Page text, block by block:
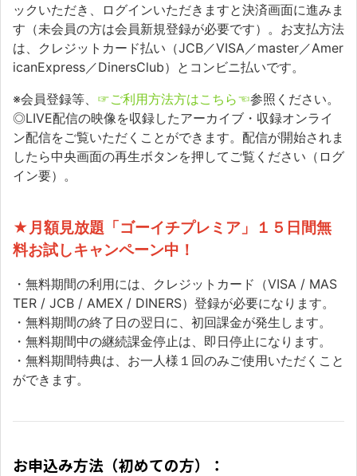
ックいただき、ログインいただきますと決済画面に進みま
す（未会員の方は会員新規登録が必要です）。お支払方法
は、クレジットカード払い（JCB／VISA／master／Amer
icanExpress／DinersClub）とコンビニ払いです。
※会員登録等、 ☞ご利用方法方はこちら☜参照ください。
◎LIVE配信の映像を収録したアーカイブ・収録オンライ
ン配信をご覧いただくことができます。配信が開始されま
したら中央画面の再生ボタンを押してご覧ください（ログ
イン要）。
★月額見放題「ゴーイチプレミア」１５日間無
料お試しキャンペーン中！
・無料期間の利用には、クレジットカード（VISA / MAS
TER / JCB / AMEX / DINERS）登録が必要になります。
・無料期間の終了日の翌日に、初回課金が発生します。
・無料期間中の継続課金停止は、即日停止になります。
・無料期間特典は、お一人様１回のみご使用いただくこと
ができます。
お申込み方法（初めての方）：